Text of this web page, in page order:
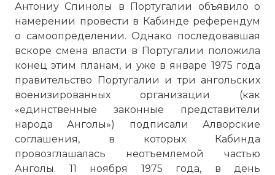
Антониу Спинолы в Португалии объявило о
намерении провести в Кабинде референдум
о самоопределении. Однако последовавшая
вскоре смена власти в Португалии положила
конец этим планам, и уже в январе 1975 года
правительство Португалии и три ангольских
военизированных организации (как
«единственные законные представители
народа Анголы») подписали Алворские
соглашения, в которых Кабинда
провозглашалась неотъемлемой частью
Анголы. 11 ноября 1975 года, в день